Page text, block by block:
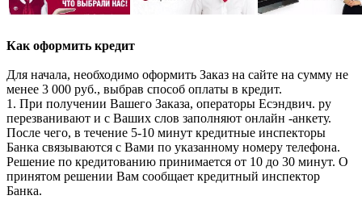
Как оформить кредит
Для начала, необходимо оформить Заказ на сайте на сумму не
менее 3 000 руб., выбрав способ оплаты в кредит.
1. При получении Вашего Заказа, операторы Есэндвич. ру
перезванивают и с Ваших слов заполняют онлайн -анкету.
После чего, в течение 5-10 минут кредитные инспекторы
Банка связываются с Вами по указанному номеру телефона.
Решение по кредитованию принимается от 10 до 30 минут. О
принятом решении Вам сообщает кредитный инспектор
Банка.